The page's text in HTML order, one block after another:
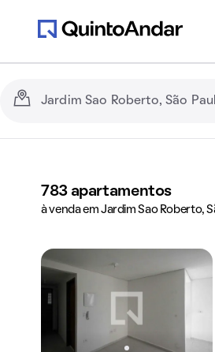
783 apartamentos
à venda em Jardim Sao Roberto,